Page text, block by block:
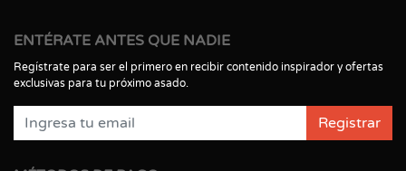
ENTÉRATE ANTES QUE NADIE
Regístrate para ser el primero en recibir contenido inspirador y ofertas
exclusivas para tu próximo asado.
Registrar